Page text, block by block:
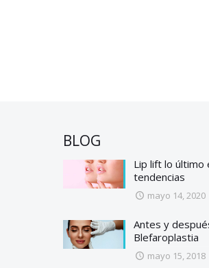
BLOG
Lip lift lo último
tendencias
mayo 14, 2020
Antes y
Blefaroplastia
mayo 15, 2018